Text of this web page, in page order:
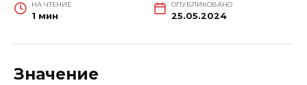
НА ЧТЕНИЕ
1 мин
ОПУБЛИКОВАНО
25.05.2024
Значение